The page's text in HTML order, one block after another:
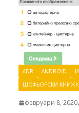
ADR ANDROID
ШОФЬОРСКИ
февруари 8, 2020